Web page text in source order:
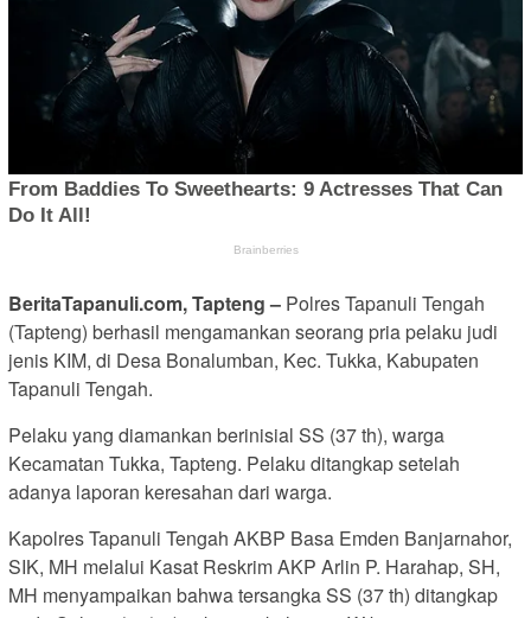
BeritaTapanuli.com, Tapteng – Polres Tapanuli Tengah
(Tapteng) berhasil mengamankan seorang pria pelaku judi
jenis KIM, di Desa Bonalumban, Kec. Tukka, Kabupaten
Tapanuli Tengah.
Pelaku yang diamankan berinisial SS (37 th), warga
Kecamatan Tukka, Tapteng. Pelaku ditangkap setelah
adanya laporan keresahan dari warga.
Kapolres Tapanuli Tengah AKBP Basa Emden Banjarnahor,
SIK, MH melalui Kasat Reskrim AKP Arlin P. Harahap, SH,
MH menyampaikan bahwa tersangka SS (37 th) ditangkap